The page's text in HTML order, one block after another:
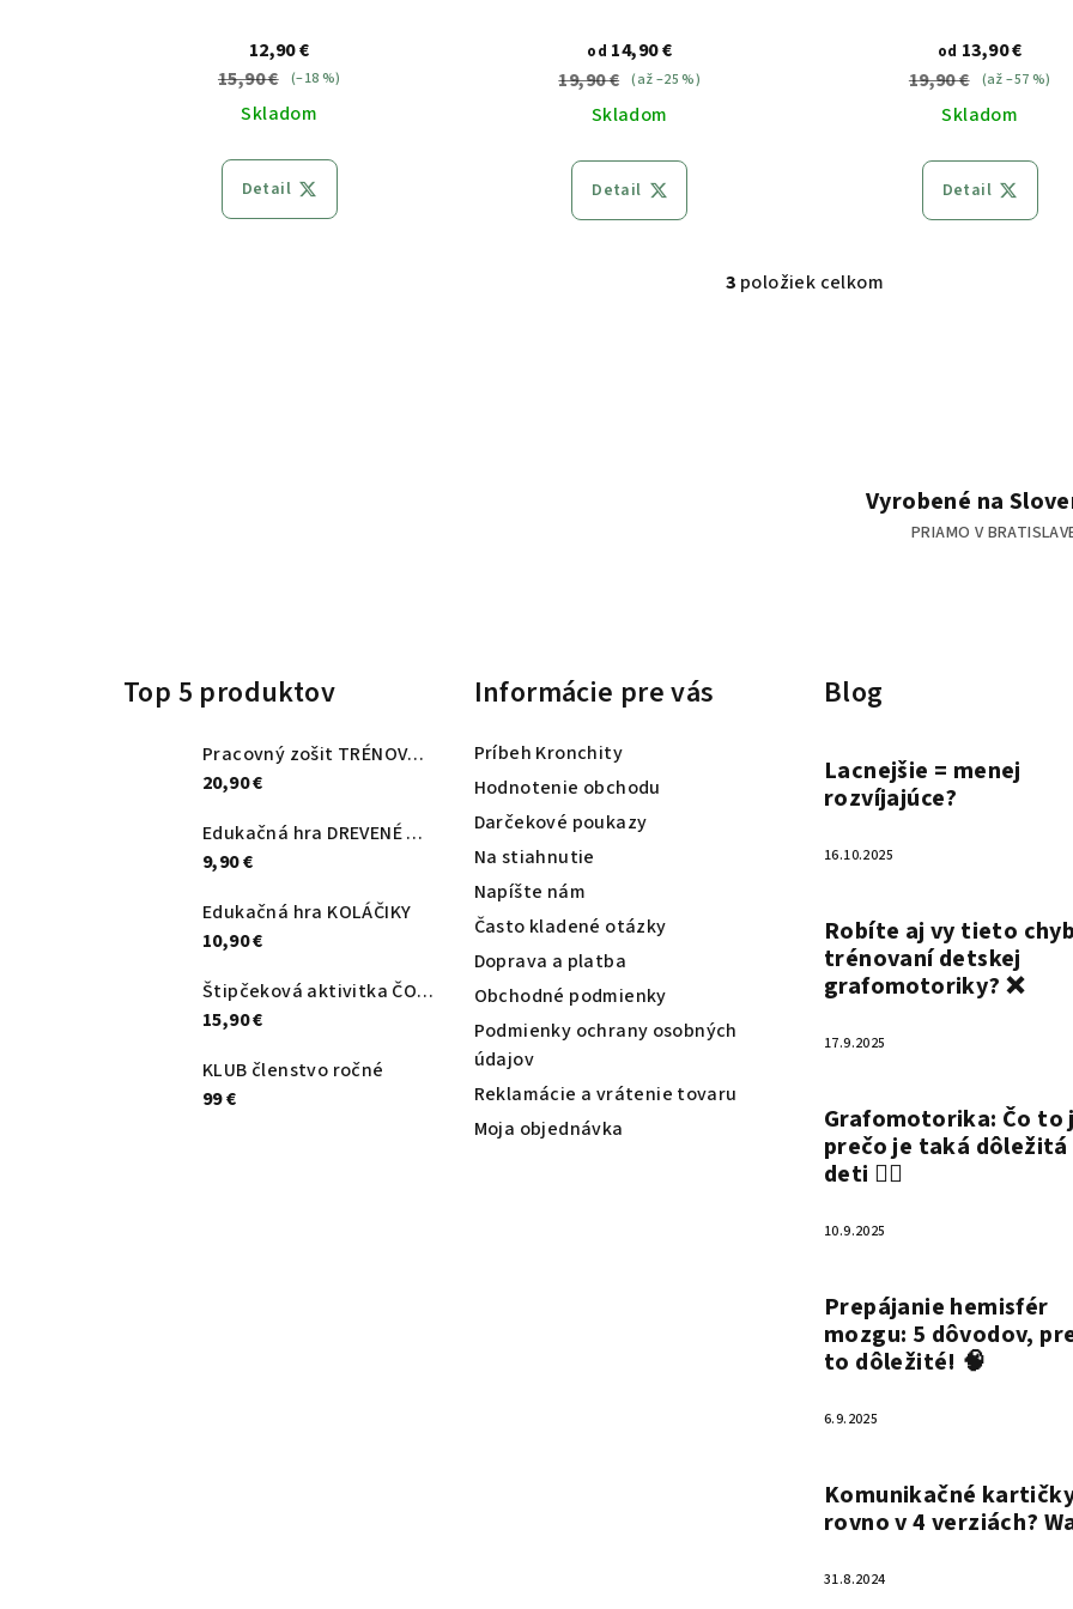
12,90 €
15,90 €
(–18 %)
Skladom
Detail
od 14,90 €
19,90 € (až –25 %)
Skladom
Detail
od 13,90 €
19,90 €
(až –57 %)
Skladom
Detail
O
3 položiek celkom
Vyrobené na
PRIAMO V
Top 5 produktov
Pracovný zošit TRÉNOVANIE HEMISFÉR
20,90 €
Edukačná hra DREVENÉ MAJSTROVANIE
9,90 €
Edukačná hra KOLÁČIKY
10,90 €
Štipčeková aktivitka ČO K ČOMU PATRÍ?
15,90 €
KLUB členstvo ročné
99 €
Informácie pre vás
Príbeh Kronchity
Hodnotenie obchodu
Darčekové poukazy
Na stiahnutie
Napíšte nám
Často kladené otázky
Doprava a platba
Obchodné podmienky
Podmienky ochrany osobných
údajov
Reklamácie a vrátenie tovaru
Moja objednávka
Blog
Lacnejšie = menej
rozvíjajúce?
16.10.2025
Robíte aj vy tieto
trénovaní detskej
grafomotoriky? ❌
17.9.2025
Grafomotorika: Čo to
prečo je taká
deti ✍🏻
10.9.2025
Prepájanie hemisfér
mozgu: 5 dôvodov,
to dôležité! 🧠
6.9.2025
Komunikačné
rovno v 4 verziách?
31.8.2024